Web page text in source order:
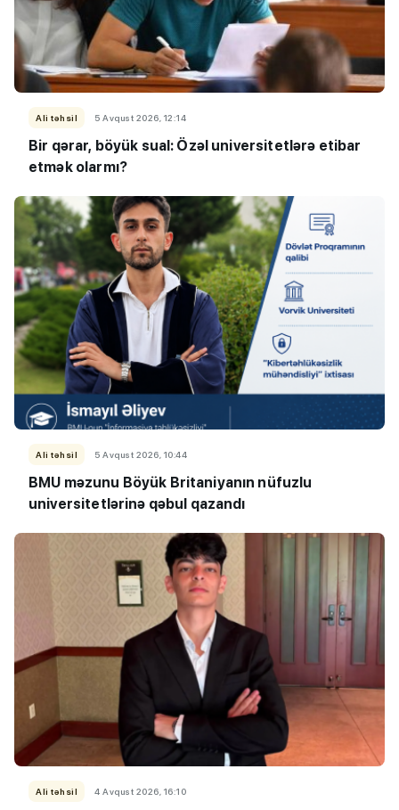
Ali təhsil 5 Avqust 2026, 12:14
Bir qərar, böyük sual: Özəl universitetlərə etibar
etmək olarmı?
Ali təhsil 5 Avqust 2026, 10:44
BMU məzunu Böyük Britaniyanın nüfuzlu
universitetlərinə qəbul qazandı
Ali təhsil 4 Avqust 2026, 16:10